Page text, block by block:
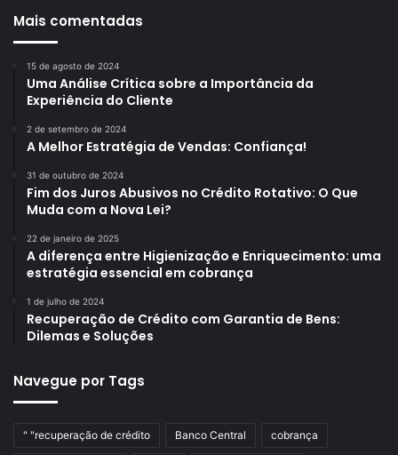
Mais comentadas
15 de agosto de 2024
Uma Análise Crítica sobre a Importância da
Experiência do Cliente
2 de setembro de 2024
A Melhor Estratégia de Vendas: Confiança!
31 de outubro de 2024
Fim dos Juros Abusivos no Crédito Rotativo: O Que
Muda com a Nova Lei?
22 de janeiro de 2025
A diferença entre Higienização e Enriquecimento: uma
estratégia essencial em cobrança
1 de julho de 2024
Recuperação de Crédito com Garantia de Bens:
Dilemas e Soluções
Navegue por Tags
" "recuperação de crédito Banco Central cobrança